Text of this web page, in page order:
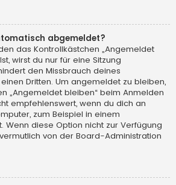
abgemeldet?
das Kontrollkästchen „Angemeldet
wirst du nur für eine Sitzung
den Missbrauch deines
Dritten. Um angemeldet zu bleiben,
„Angemeldet bleiben“ beim Anmelden
empfehlenswert, wenn du dich an
zum Beispiel in einem
Wenn diese Option nicht zur Verfügung
von der Board-Administration